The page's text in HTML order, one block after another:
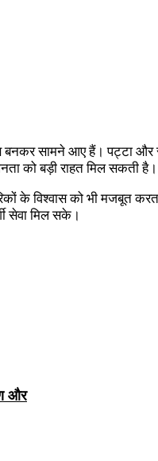
बनकर सामने आए हैं। पट्टा
को बड़ी राहत मिल सकती है।
के विश्वास को भी मजबूत
सेवा मिल सके।
और